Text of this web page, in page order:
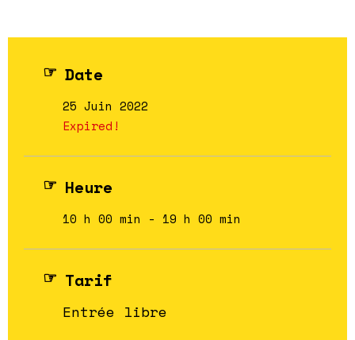
Date
25 Juin 2022
Expired!
Heure
10 h 00 min - 19 h 00 min
Tarif
Entrée libre